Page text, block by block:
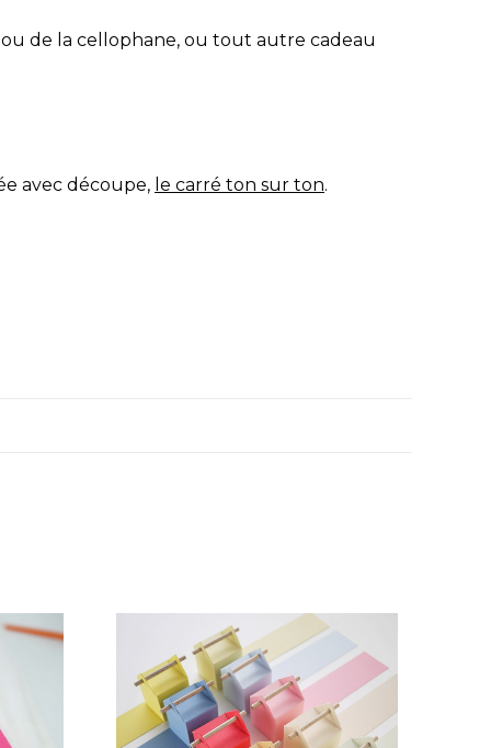
de la cellophane, ou tout autre cadeau
avec découpe, le carré ton sur ton.